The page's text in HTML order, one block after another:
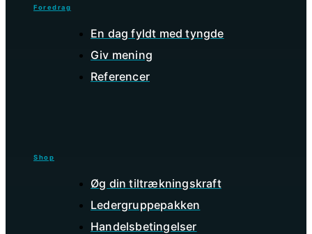
Foredrag
En dag fyldt med tyngde
Giv mening
Referencer
Shop
Øg din tiltrækningskraft
Ledergruppepakken
Handelsbetingelser